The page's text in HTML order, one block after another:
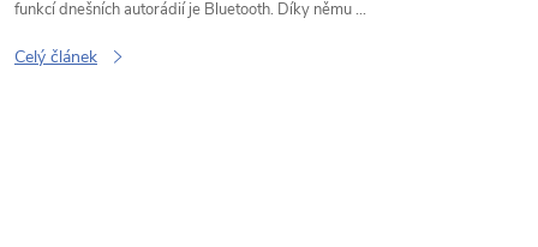
funkcí dnešních autorádií je Bluetooth. Díky němu ...
Celý článek